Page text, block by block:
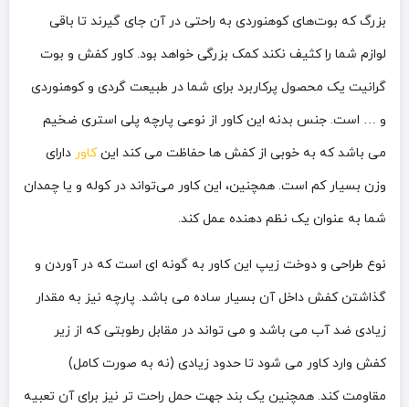
بزرگ که بوت‌های کوهنوردی به راحتی در آن جای گیرند تا باقی
لوازم شما را کثیف نکند کمک بزرگی خواهد بود. کاور کفش و بوت
گرانیت یک محصول پرکاربرد برای شما در طبیعت گردی و کوهنوردی
و … است. جنس بدنه این کاور از نوعی پارچه پلی استری ضخیم
می باشد که به خوبی از کفش ها حفاظت می کند اینکاور دارای
وزن بسیار کم است. همچنین، این کاور می‌تواند در کوله و یا چمدان
شما به عنوان یک نظم دهنده عمل کند.
نوع طراحی و دوخت زیپ این کاور به گونه ای است که در آوردن و
گذاشتن کفش داخل آن بسیار ساده می باشد. پارچه نیز به مقدار
زیادی ضد آب می باشد و می تواند در مقابل رطوبتی که از زیر
کفش وارد کاور می شود تا حدود زیادی (نه به صورت کامل)
مقاومت کند. همچنین یک بند جهت حمل راحت تر نیز برای آن تعبیه